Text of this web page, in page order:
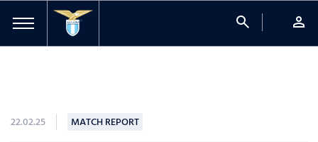
search person
22.02.25 MATCH REPORT